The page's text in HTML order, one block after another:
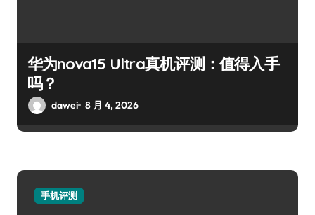
华为nova15 Ultra真机评测：值得入手
吗？
dawei 8 月 4, 2026
手机评测